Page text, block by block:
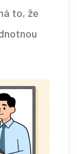
to, že